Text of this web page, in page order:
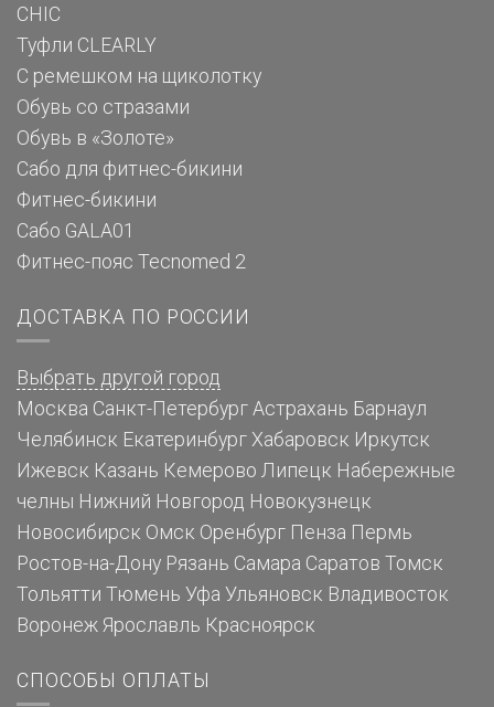
CHIC
Туфли CLEARLY
С ремешком на щиколотку
Обувь со стразами
Обувь в «Золоте»
Сабо для фитнес-бикини
Фитнес-бикини
Сабо GALA01
Фитнес-пояс Tecnomed 2
ДОСТАВКА ПО РОССИИ
Выбрать другой город
Москва Санкт-Петербург Астрахань Барнаул
Челябинск Екатеринбург Хабаровск Иркутск
Ижевск Казань Кемерово Липецк Набережные
челны Нижний Новгород Новокузнецк
Новосибирск Омск Оренбург Пенза Пермь
Ростов-на-Дону Рязань Самара Саратов Томск
Тольятти Тюмень Уфа Ульяновск Владивосток
Воронеж Ярославль Красноярск
СПОСОБЫ ОПЛАТЫ